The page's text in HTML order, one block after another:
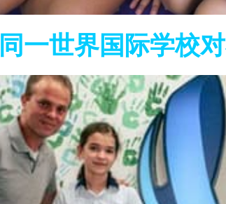
一世界国际学校